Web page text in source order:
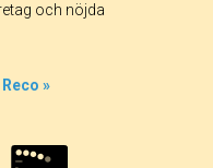
och nöjda
»